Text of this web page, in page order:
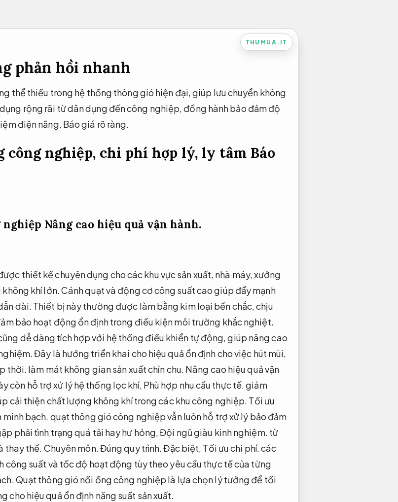
THUMUA.IT
phản hồi nhanh
thể thiếu trong hệ thống thông gió hiện đại, giúp lưu chuyển không
rộng rãi từ dân dụng đến công nghiệp, đồng hành bảo đảm độ
điện năng. Báo giá rõ ràng.
công nghiệp, chi phí hợp lý, ly tâm Báo
nghiệp Nâng cao hiệu quả vận hành.
thiết kế chuyên dụng cho các khu vực sản xuất, nhà máy, xưởng
khí lớn. Cánh quạt và động cơ công suất cao giúp đẩy mạnh
dài. Thiết bị này thường được làm bằng kim loại bền chắc, chịu
bảo hoạt động ổn định trong điều kiện môi trường khắc nghiệt.
dễ dàng tích hợp với hệ thống điều khiển tự động, giúp nâng cao
Đây là hướng triển khai cho hiệu quả ổn định cho việc hút mùi,
thời. làm mát không gian sản xuất chỉn chu. Nâng cao hiệu quả vận
còn hỗ trợ xử lý hệ thống lọc khí, Phù hợp nhu cầu thực tế.giảm
cải thiện chất lượng không khí trong các khu công nghiệp. Tối ưu
minh bạch. quạt thông gió công nghiệp vẫn luôn hỗ trợ xử lý bảo đảm
phải tình trạng quá tải hay hư hỏng,Đội ngũ giàu kinh nghiệm. từ
thay thế. Chuyên môn.Đúng quy trình.Đặc biệt, Tối ưu chi phí.các
công suất và tốc độ hoạt động tùy theo yêu cầu thực tế của từng
Quạt thông gió nối ống công nghiệp là lựa chọn lý tưởng để tối
cho hiệu quả ổn định năng suất sản xuất.